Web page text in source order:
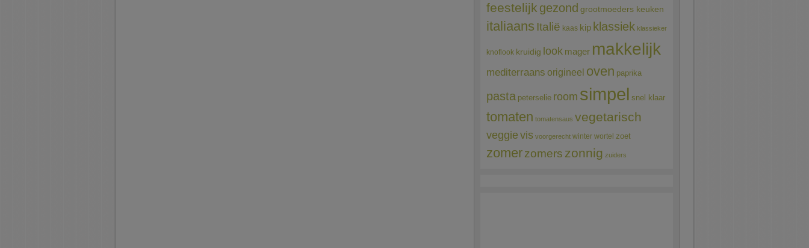
feestelijk gezond grootmoeders keuken
italiaans Italië kaas kip klassiek klassieker
knoflook kruidig look mager makkelijk
mediterraans origineel oven paprika
pasta peterselie room simpel snel klaar
tomaten tomatensaus vegetarisch
veggie vis voorgerecht winter wortel zoet
zomerzomers zonnig zuiders